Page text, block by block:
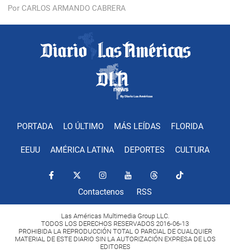
Por CARLOS ARMANDO CABRERA
PORTADA LO ÚLTIMO MÁS LEÍDAS FLORIDA
EEUU AMÉRICA LATINA DEPORTES CULTURA
Contactenos RSS
Las Américas Multimedia Group LLC.
TODOS LOS DERECHOS RESERVADOS 2016-06-13
PROHIBIDA LA REPRODUCCIÓN TOTAL O PARCIAL DE CUALQUIER
MATERIAL DE ESTE DIARIO SIN LA AUTORIZACIÓN EXPRESA DE LOS
EDITORES